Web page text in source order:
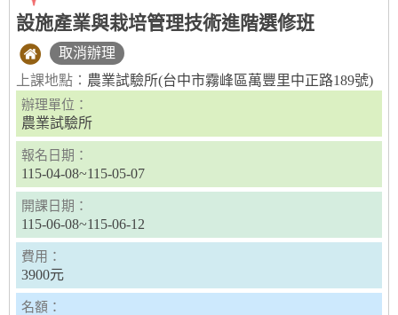
設施產業與栽培管理技術進階選修班
取消辦理
上課地點： 農業試驗所(台中市霧峰區萬豐里中正路189號)
辦理單位：
農業試驗所
報名日期：
115-04-08~115-05-07
開課日期：
115-06-08~115-06-12
費用：
3900元
名額：